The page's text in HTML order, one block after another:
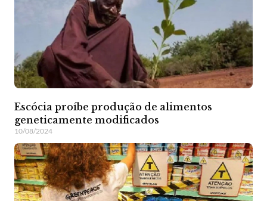
Escócia proíbe produção de alimentos
geneticamente modificados
10/08/2024